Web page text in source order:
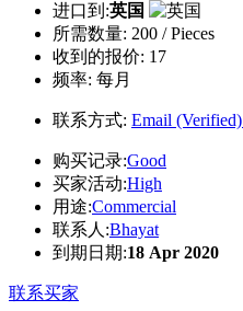
进口到:英国
所需数量: 200 / Pieces
收到的报价: 17
频率: 每月
联系方式: Email (Verified)
购买记录:Good
买家活动:High
用途:Commercial
联系人:Bhayat
到期日期:18 Apr 2020
联系买家